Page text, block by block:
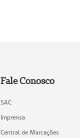
Fale Conosco
SAC
Imprensa
Central de Marcações